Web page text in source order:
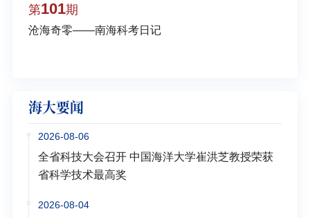
第101期
沧海奇零——南海科考日记
海大要闻
2026-08-06
全省科技大会召开 中国海洋大学崔洪芝教授荣获
省科学技术最高奖
2026-08-04